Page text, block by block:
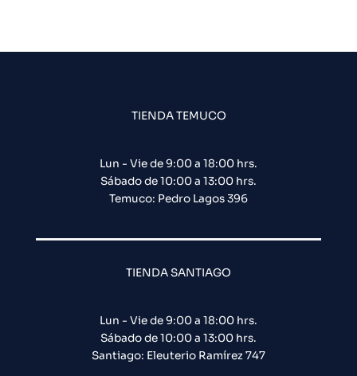
Intelbras
TIENDA TEMUCO
Lun - Vie de 9:00 a 18:00 hrs.
Sábado de 10:00 a 13:00 hrs.
Temuco: Pedro Lagos 396
TIENDA SANTIAGO
Lun - Vie de 9:00 a 18:00 hrs.
Sábado de 10:00 a 13:00 hrs.
Santiago: Eleuterio Ramírez 747​